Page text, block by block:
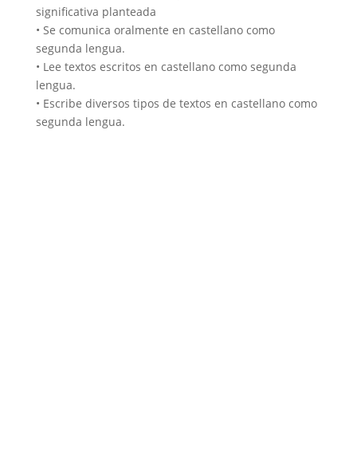
significativa planteada
• Se comunica oralmente en castellano como
segunda lengua.
• Lee textos escritos en castellano como segunda
lengua.
• Escribe diversos tipos de textos en castellano como
segunda lengua.